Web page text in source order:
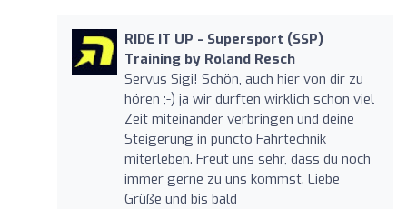
RIDE IT UP - Supersport (SSP)
Training by Roland Resch
Servus Sigi! Schön, auch hier von dir zu
hören ;-) ja wir durften wirklich schon viel
Zeit miteinander verbringen und deine
Steigerung in puncto Fahrtechnik
miterleben. Freut uns sehr, dass du noch
immer gerne zu uns kommst. Liebe
Grüße und bis bald